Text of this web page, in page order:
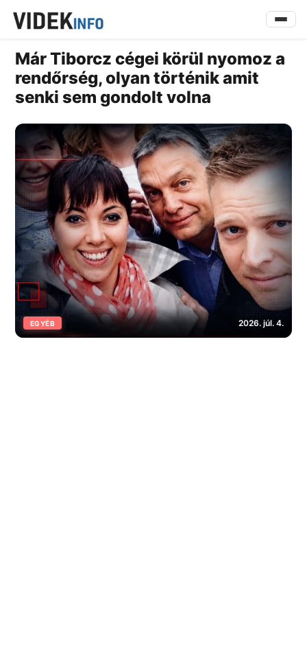
Már Tiborcz cégei körül nyomoz a
rendőrség, olyan történik amit
senki sem gondolt volna
EGYÉB 2026. júl. 4.